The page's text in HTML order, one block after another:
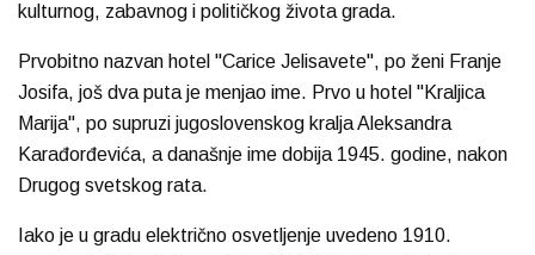
kulturnog, zabavnog i političkog života grada.
Prvobitno nazvan hotel "Carice Jelisavete", po ženi Franje
Josifa, još dva puta je menjao ime. Prvo u hotel "Kraljica
Marija", po supruzi jugoslovenskog kralja Aleksandra
Karađorđevića, a današnje ime dobija 1945. godine, nakon
Drugog svetskog rata.
Iako je u gradu električno osvetljenje uvedeno 1910.